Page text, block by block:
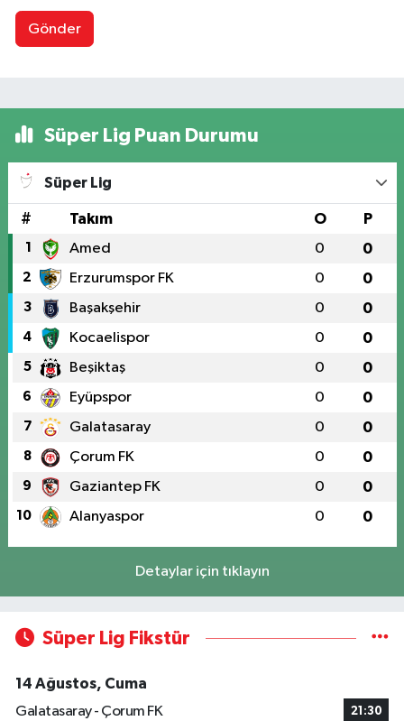
Gönder
Süper Lig Puan Durumu
Süper Lig
# Takım O P
1 Amed 0 0
2 Erzurumspor FK 0 0
3 Başakşehir 0 0
4 Kocaelispor 0 0
5 Beşiktaş 0 0
6 Eyüpspor 0 0
7 Galatasaray 0 0
8 Çorum FK 0 0
9 Gaziantep FK 0 0
10 Alanyaspor 0 0
Detaylar için tıklayın
Süper Lig Fikstür
14 Ağustos, Cuma
Galatasaray - Çorum FK
21:30